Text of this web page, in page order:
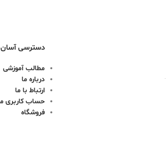
دسترسی آسان
مطالب آموزشی
درباره ما
ارتباط با ما
حساب کاربری
فروشگاه